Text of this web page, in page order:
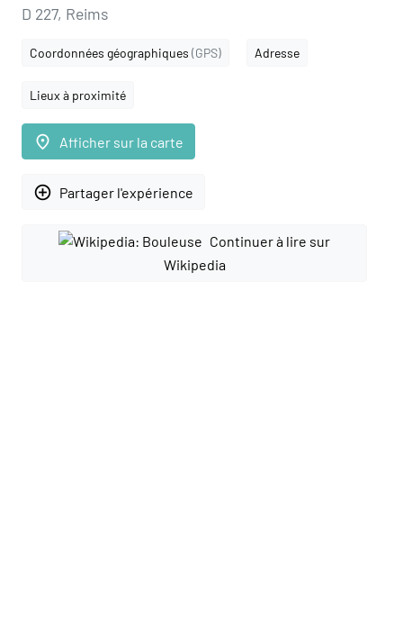
D 227, Reims
Coordonnées géographiques (GPS) Adresse
Lieux à proximité
place Afficher sur la carte
add_circle_outline Partager l'expérience
Continuer à lire sur
Wikipedia